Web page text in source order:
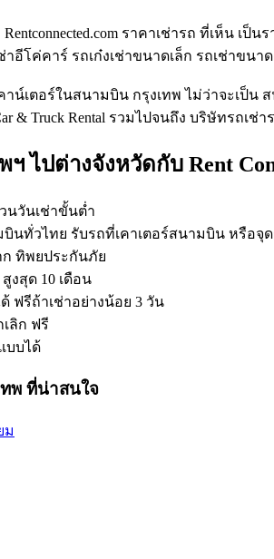
Rentconnected.com ราคาเช่ารถ ที่เห็น
ช่าอีโค่คาร์ รถเก๋งเช่าขนาดเล็ก รถเช่า
ตอร์ในสนามบิน กรุงเทพ ไม่ว่าจะเป็น สน
Car & Truck Rental รวมไปจนถึง บริษัทร
ฯ ไปต่างจังหวัดกับ Rent
นวันเช่าขั้นต่ำ
นทั่วไทย รับรถที่เคาเตอร์สนามบิน หรือจุ
ก ทิพยประกันภัย
งสุด 10 เดือน
ฟรีถ้าเช่าอย่างน้อย 3 วัน
ลิก ฟรี
บบได้
ทพ ที่น่าสนใจ
ม